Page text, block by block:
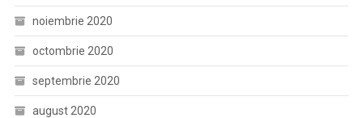
noiembrie 2020
octombrie 2020
septembrie 2020
august 2020